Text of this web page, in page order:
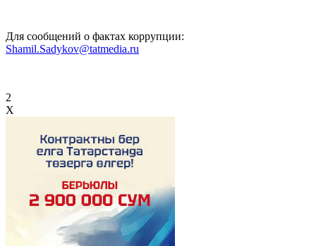
Для сообщений о фактах коррупции:
Shamil.Sadykov@tatmedia.ru
2
X